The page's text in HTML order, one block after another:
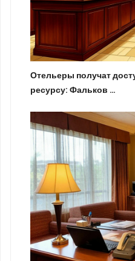
Отельеры получат
ресурсу: Фальков …